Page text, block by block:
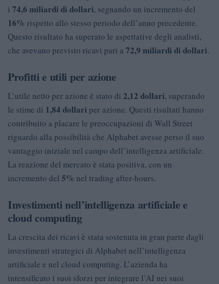
i 74,6 miliardi di dollari, segnando un incremento del
16% rispetto allo stesso periodo dell’anno precedente.
Questo risultato ha superato le aspettative degli analisti,
che avevano previsto ricavi pari a 72,9 miliardi di dollari.
Profitti e utili per azione
L’utile netto per azione è stato di 2,12 dollari, superando
le stime di 1,84 dollari per azione. Questi risultati hanno
contribuito a placare le preoccupazioni di Wall Street
riguardo alla possibilità che Alphabet avesse perso il suo
vantaggio iniziale nel campo dell’intelligenza artificiale.
La reazione del mercato è stata positiva, con un
incremento del 5% nel trading after-hours.
Investimenti nell’intelligenza artificiale e
cloud computing
La crescita dei ricavi è stata sostenuta in gran parte dagli
investimenti strategici di Alphabet nell’intelligenza
artificiale e nel cloud computing. L’azienda ha
intensificato i suoi sforzi per integrare l’AI nei suoi